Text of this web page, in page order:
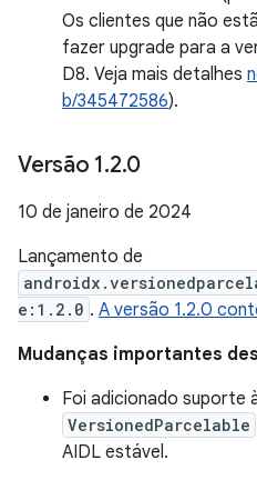
Os clientes que não
fazer upgrade para a
D8. Veja mais detalhes
b/345472586).
Versão 1.2.0
10 de janeiro de 2024
Lançamento de
e:1.2.0 . A versão 1.2.0
Mudanças importantes
Foi adicionado suporte
VersionedParcelable
AIDL estável.